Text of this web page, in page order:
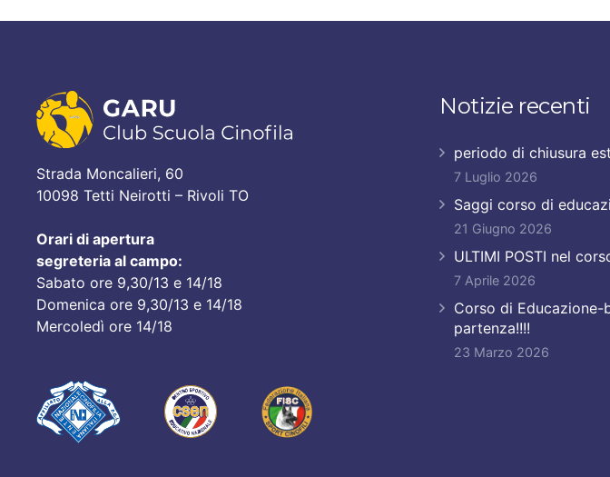
Strada Moncalieri, 60
10098 Tetti Neirotti – Rivoli TO
Orari di apertura
segreteria al campo:
Sabato ore 9,30/13 e 14/18
Domenica ore 9,30/13 e 14/18
Mercoledì ore 14/18
Notizie recenti
periodo di chiusura
7 Luglio 2026
Saggi corso di
21 Giugno 2026
ULTIMI POSTI nel
7 Aprile 2026
Corso di Educazione-
partenza!!!!
23 Marzo 2026